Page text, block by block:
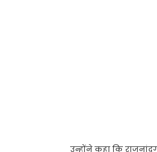
उन्होंने कहा कि